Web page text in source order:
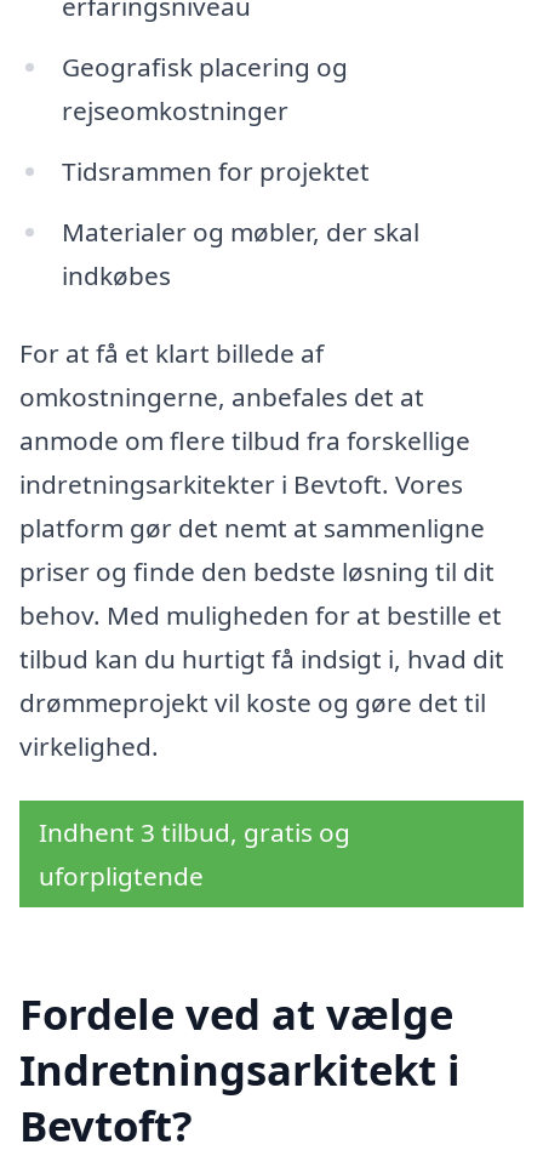
Geografisk placering og
rejseomkostninger
Tidsrammen for projektet
Materialer og møbler, der skal
indkøbes
For at få et klart billede af
omkostningerne, anbefales det at
anmode om flere tilbud fra forskellige
indretningsarkitekter i Bevtoft. Vores
platform gør det nemt at sammenligne
priser og finde den bedste løsning til dit
behov. Med muligheden for at bestille et
tilbud kan du hurtigt få indsigt i, hvad dit
drømmeprojekt vil koste og gøre det til
virkelighed.
Indhent 3 tilbud, gratis og
uforpligtende
Fordele ved at vælge
Indretningsarkitekt i
Bevtoft?